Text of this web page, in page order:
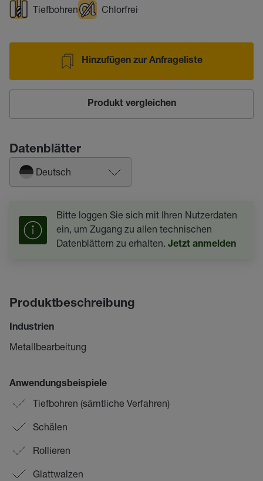
Tiefbohren
Chlorfrei
Hinzufügen zur Anfrageliste
Produkt vergleichen
Datenblätter
Deutsch
Bitte loggen Sie sich mit Ihren Nutzerdaten
ein, um Zugang zu allen technischen
Datenblättern zu erhalten. Jetzt anmelden
Produktbeschreibung
Industrien
Metallbearbeitung
Anwendungsbeispiele
Tiefbohren (sämtliche Verfahren)
Schälen
Rollieren
Glattwalzen